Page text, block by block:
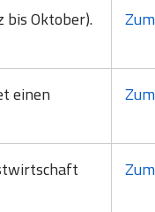
Oktober).
einen